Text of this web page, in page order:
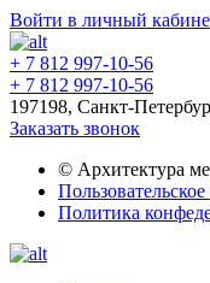
Войти в личный
+ 7 812 997-10-56
+ 7 812 997-10-56
197198, Санкт-
Заказать звонок
© Архитектура
Политика